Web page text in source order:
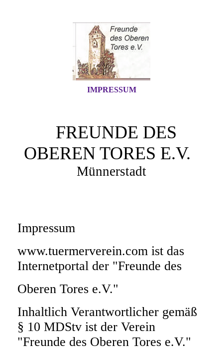
IMPRESSUM
FREUNDE DES
OBEREN TORES E.V.
Münnerstadt
Impressum
www.tuermerverein.com ist das
Internetportal der "Freunde des
Oberen Tores e.V."
Inhaltlich Verantwortlicher gemäß
§ 10 MDStv ist der Verein
"Freunde des Oberen Tores e.V."